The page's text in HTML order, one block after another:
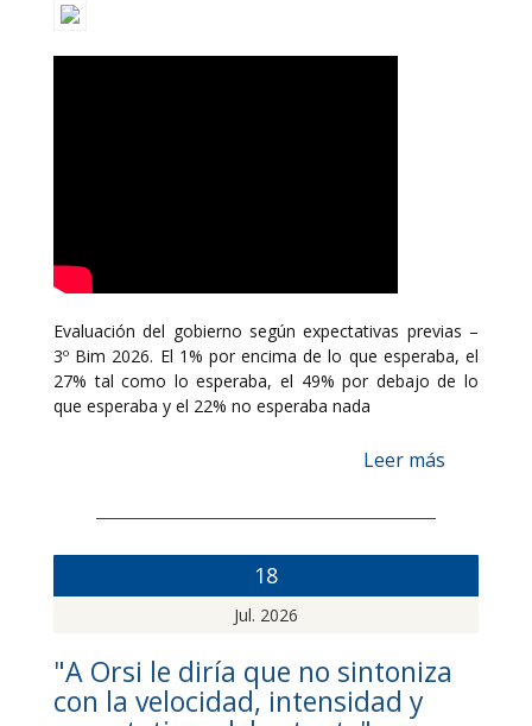
Evaluación del gobierno según expectativas previas –
3º Bim 2026. El 1% por encima de lo que esperaba, el
27% tal como lo esperaba, el 49% por debajo de lo
que esperaba y el 22% no esperaba nada
Leer más
18
Jul. 2026
"A Orsi le diría que no sintoniza
con la velocidad, intensidad y